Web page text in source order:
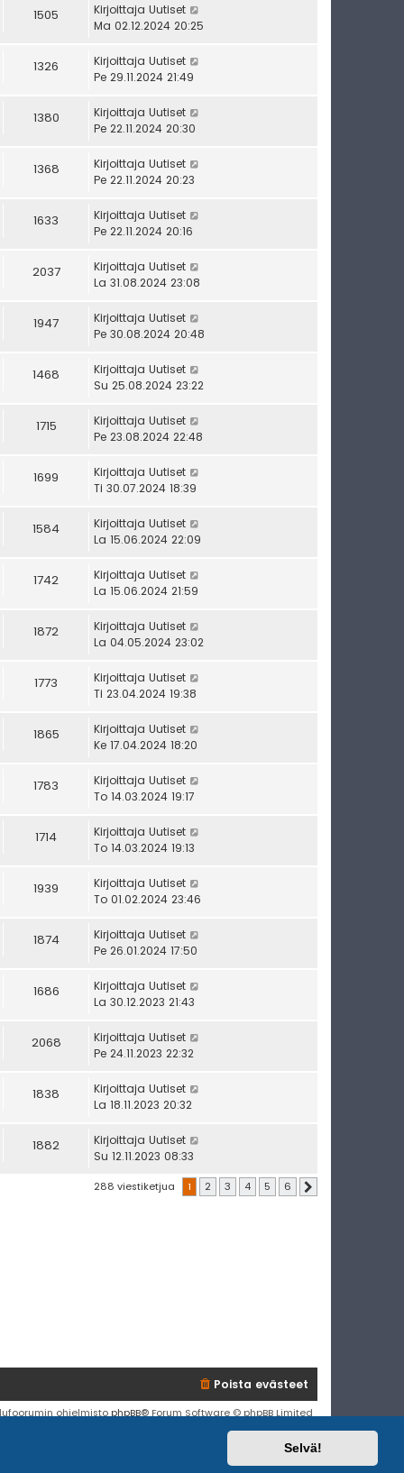
Selvä!
1505 Kirjoittaja Uutiset
Ma 02.12.2024 20:25
1326 Kirjoittaja Uutiset
Pe 29.11.2024 21:49
1380 Kirjoittaja Uutiset
Pe 22.11.2024 20:30
1368 Kirjoittaja Uutiset
Pe 22.11.2024 20:23
1633 Kirjoittaja Uutiset
Pe 22.11.2024 20:16
2037 Kirjoittaja Uutiset
La 31.08.2024 23:08
1947 Kirjoittaja Uutiset
Pe 30.08.2024 20:48
1468 Kirjoittaja Uutiset
Su 25.08.2024 23:22
1715 Kirjoittaja Uutiset
Pe 23.08.2024 22:48
1699 Kirjoittaja Uutiset
Ti 30.07.2024 18:39
1584 Kirjoittaja Uutiset
La 15.06.2024 22:09
1742 Kirjoittaja Uutiset
La 15.06.2024 21:59
1872 Kirjoittaja Uutiset
La 04.05.2024 23:02
1773 Kirjoittaja Uutiset
Ti 23.04.2024 19:38
1865 Kirjoittaja Uutiset
Ke 17.04.2024 18:20
1783 Kirjoittaja Uutiset
To 14.03.2024 19:17
1714 Kirjoittaja Uutiset
To 14.03.2024 19:13
1939 Kirjoittaja Uutiset
To 01.02.2024 23:46
1874 Kirjoittaja Uutiset
Pe 26.01.2024 17:50
1686 Kirjoittaja Uutiset
La 30.12.2023 21:43
2068 Kirjoittaja Uutiset
Pe 24.11.2023 22:32
1838 Kirjoittaja Uutiset
La 18.11.2023 20:32
1882 Kirjoittaja Uutiset
Su 12.11.2023 08:33
288 viestiketjua 1 2 3 4 5 6
Poista evästeet
ohjelmisto phpBB® Forum Software © phpBB Limited
Käännös: phpBB Suomi (lurttinen, harritapio, Pettis)